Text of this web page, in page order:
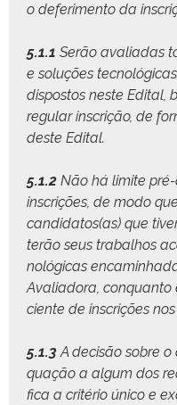
o defer­i­men­to da
5.1.1 Serão avali­adas
e soluções
dis­pos­tos neste Edi­tal,
reg­u­lar inscrição, de
deste Edital.
5.1.2 Não há lim­ite
inscrições, de modo
candidatos(as) que
terão seus tra­bal­hos
nológ­i­cas
Avali­ado­ra,
ciente de inscrições
5.1.3A decisão sobre
quação a algum dos
fica a critério úni­co e